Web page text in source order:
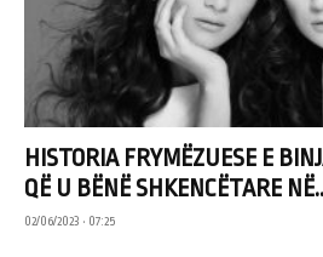
HISTORIA FRYMËZUESE E
QË U BËNË SHKENCËTARE
02/06/2023 • 07:25